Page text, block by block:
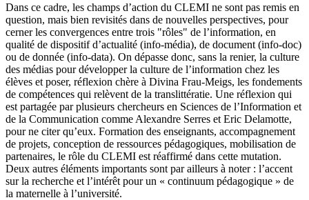
Dans ce cadre, les champs d’action du CLEMI ne sont pas remis en
question, mais bien revisités dans de nouvelles perspectives, pour
cerner les convergences entre trois "rôles" de l’information, en
qualité de dispositif d’actualité (info-média), de document (info-doc)
ou de donnée (info-data). On dépasse donc, sans la renier, la culture
des médias pour développer la culture de l’information chez les
élèves et poser, réflexion chère à Divina Frau-Meigs, les fondements
de compétences qui relèvent de la translittératie. Une réflexion qui
est partagée par plusieurs chercheurs en Sciences de l’Information et
de la Communication comme Alexandre Serres et Eric Delamotte,
pour ne citer qu’eux. Formation des enseignants, accompagnement
de projets, conception de ressources pédagogiques, mobilisation de
partenaires, le rôle du CLEMI est réaffirmé dans cette mutation.
Deux autres éléments importants sont par ailleurs à noter : l’accent
sur la recherche et l’intérêt pour un « continuum pédagogique » de
la maternelle à l’université.